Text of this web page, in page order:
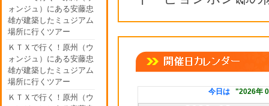
ォンジュ）にある安藤忠
雄が建築したミュジアム
場所に行くツアー
ＫＴＸで行く！原州（ウ
ォンジュ）にある安藤忠
雄が建築したミュジアム
場所に行くツアー
ＫＴＸで行く！原州（ウ
今日は "2026年